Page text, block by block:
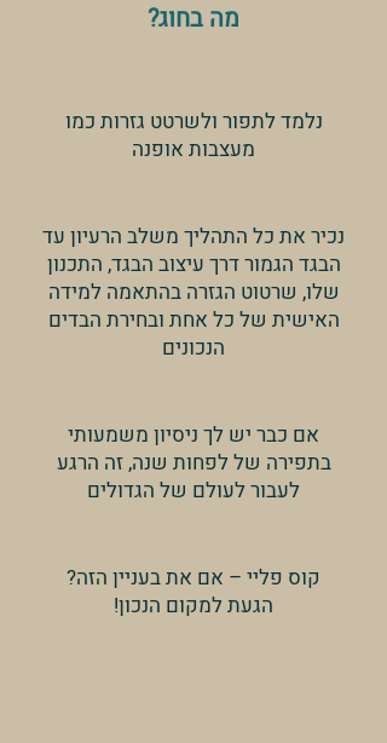
מה בחוג?
נלמד לתפור ולשרטט גזרות כמו
מעצבות אופנה
נכיר את כל התהליך משלב הרעיון עד
הבגד הגמור דרך עיצוב הבגד, התכנון
שלו, שרטוט הגזרה בהתאמה למידה
האישית של כל אחת ובחירת הבדים
הנכונים
אם כבר יש לך ניסיון משמעותי
בתפירה של לפחות שנה, זה הרגע
לעבור לעולם של הגדולים
קוס פליי – אם את בעניין הזה?
הגעת למקום הנכון!